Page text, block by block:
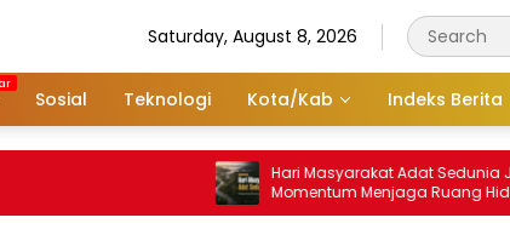
Saturday, August 8, 2026
Sosial Teknologi Kota/Kab Indeks Berita
Hari Masyarakat Adat Sedunia Jadi
Momentum Menjaga Ruang Hidup
Dayak Meratus